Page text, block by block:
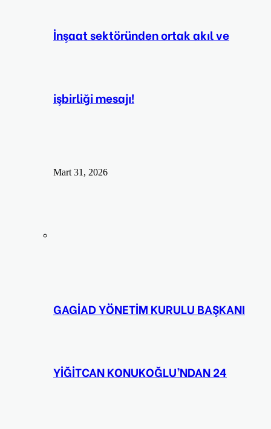
İnşaat sektöründen ortak akıl ve
işbirliği mesajı!
Mart 31, 2026
GAGİAD YÖNETİM KURULU BAŞKANI
YİĞİTCAN KONUKOĞLU’NDAN 24